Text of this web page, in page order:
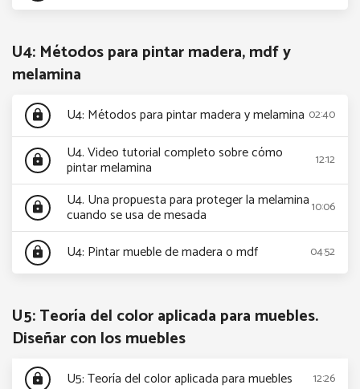
U4: Métodos para pintar madera, mdf y
melamina
lock U4: Métodos para pintar madera y melamina 02:40
lock U4. Video tutorial completo sobre cómo
pintar melamina 12:12
lock U4. Una propuesta para proteger la melamina
cuando se usa de mesada 10:06
lock U4: Pintar mueble de madera o mdf 04:52
U5: Teoría del color aplicada para muebles.
Diseñar con los muebles
lock U5: Teoría del color aplicada para muebles 12:26